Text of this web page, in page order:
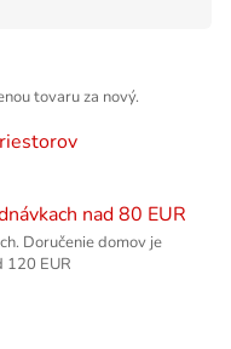
tovaru za nový.
nad 80 EUR
Doručenie domov je
120 EUR